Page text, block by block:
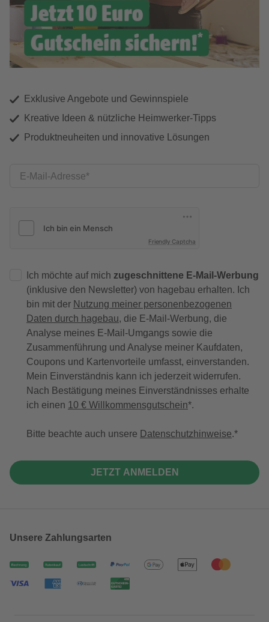
Exklusive Angebote und Gewinnspiele
Kreative Ideen & nützliche Heimwerker-Tipps
Produktneuheiten und innovative Lösungen
E-Mail-Adresse
Friendly Captcha
Ich möchte auf mich zugeschnittene E-Mail-Werbung
(inklusive den Newsletter) von hagebau erhalten. Ich
bin mit der Nutzung meiner personenbezogenen
Daten durch hagebau, die E-Mail-Werbung, die
Analyse meines E-Mail-Umgangs sowie die
Zusammenführung und Analyse meiner Kaufdaten,
Coupons und Kartenvorteile umfasst, einverstanden.
Mein Einverständnis kann ich jederzeit widerrufen.
Nach Bestätigung meines Einverständnisses erhalte
ich einen 10 € Willkommensgutschein*.
Bitte beachte auch unsere Datenschutzhinweise.
JETZT ANMELDEN
Unsere Zahlungsarten